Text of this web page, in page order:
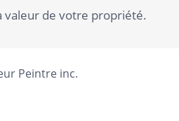
valeur de votre propriété.